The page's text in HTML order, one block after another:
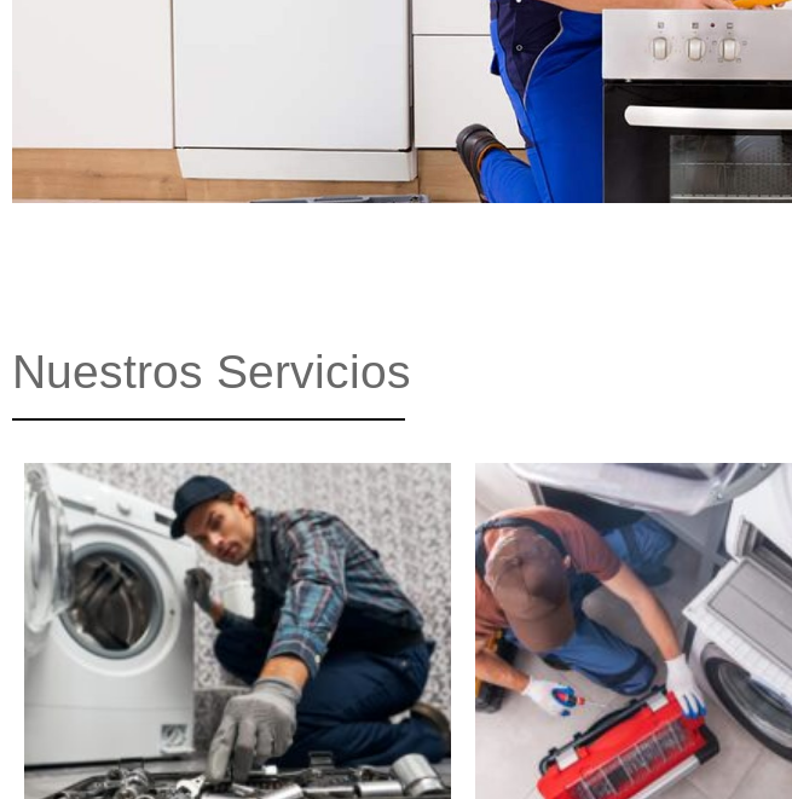
Nuestros Servicios